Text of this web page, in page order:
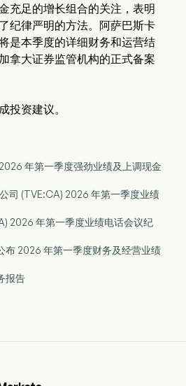
充足的增长组合的关注，表明
纪律严明的方法。阿萨巴斯卡
是本季度的详细财务和运营结
拿大证券监管机构的正式备案
投资建议。
年第一季度强劲业绩及上调现金
司 (TVE:CA) 2026 年第一季度业绩
2026 年第一季度业绩电话会议纪
2026 年第一季度财务及经营业绩
报告